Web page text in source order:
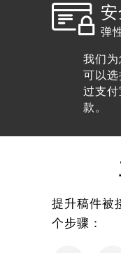
弹
我们
可以
过支
款。
提升稿件被
个步骤：